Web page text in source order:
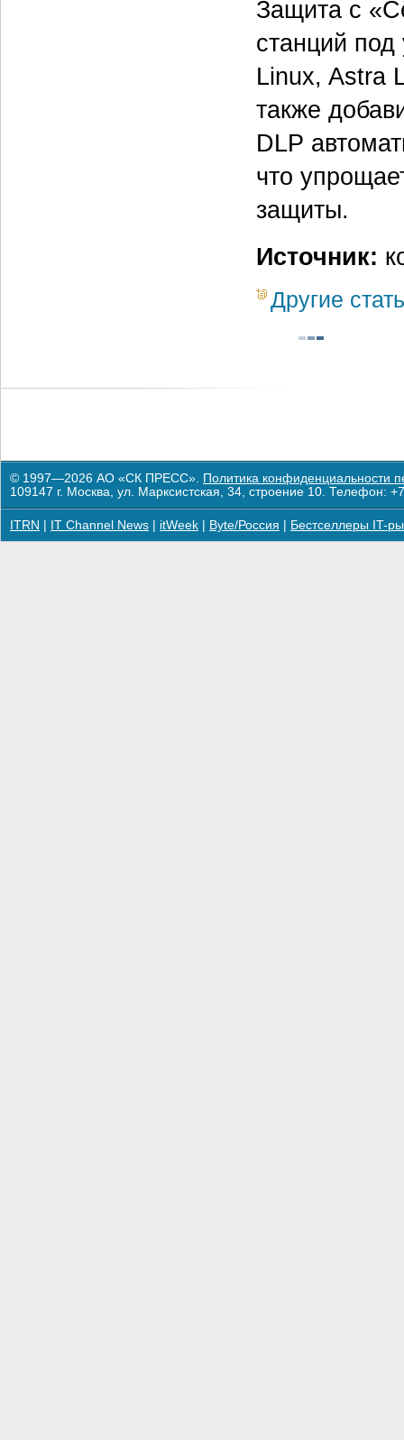
Защита с
станций
Linux, Astra
также
DLP
что
защиты.
Источник:
Другие
© 1997—2026 АО «СК ПРЕСС». Политика конфиденциальности
109147 г. Москва, ул. Марксистская, 34, строение 10. Телефон:
ITRN IT Channel News itWeek Byte/Россия Бестселлеры IT-